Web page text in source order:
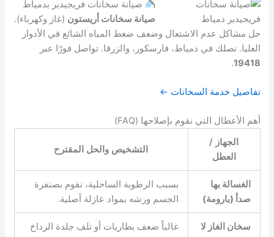
صيانة سخانات فريجيدير بدمياط
صيانة سخانات أريستون (غاز وكهرباء).
حل مشاكل عدم الاشتعال وضعف ضغط المياه الشائع في الأدوار
العليا. نصلك في دمياط، فارسكور، والزرقا. تواصل فورًا عبر
19418
.
تفاصيل خدمة السخانات ←
أهم الأعطال التي نقوم بإصلاحها (FAQ)
الجهاز /
العطل
التشخيص والحل المقترح
الغسالة بها
صدأ (بارومة)
بسبب الرطوبة الساحلية، نقوم بصنفرة
الجسم ورشه بمواد عازلة أصلية.
سخان الغاز لا
غالباً ضعف بطاريات أو تلف جلدة الرداخ